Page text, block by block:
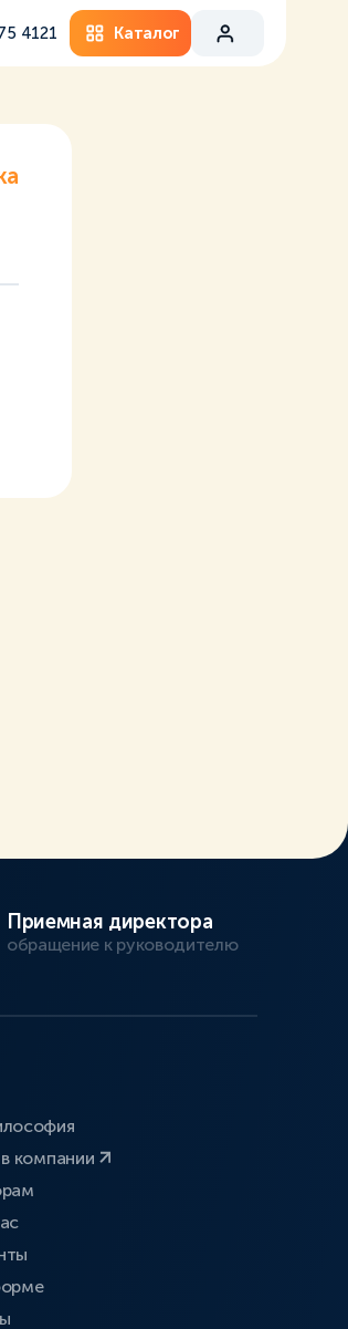
4121 Каталог
Приемная директора
обращение к руководителю
компании